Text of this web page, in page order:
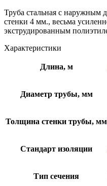
Труба стальная с наружным
стенки 4 мм., весьма
экструдированным
Характеристики
Длина, м
Диаметр трубы, мм
Толщина стенки трубы, мм
Стандарт изоляции
Тип сечения